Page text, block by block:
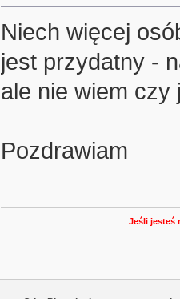
Niech więcej
jest przydatny -
ale nie wiem czy
Pozdrawiam
Jeśli jesteś